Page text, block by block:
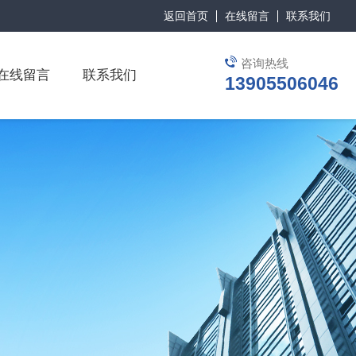
返回首页 在线留言 联系我们
咨询热线
13905506046
线留言 联系我们